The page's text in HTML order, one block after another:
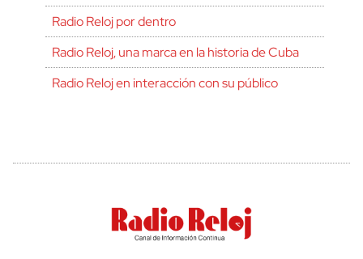
Radio Reloj por dentro
Radio Reloj, una marca en la historia de Cuba
Radio Reloj en interacción con su público